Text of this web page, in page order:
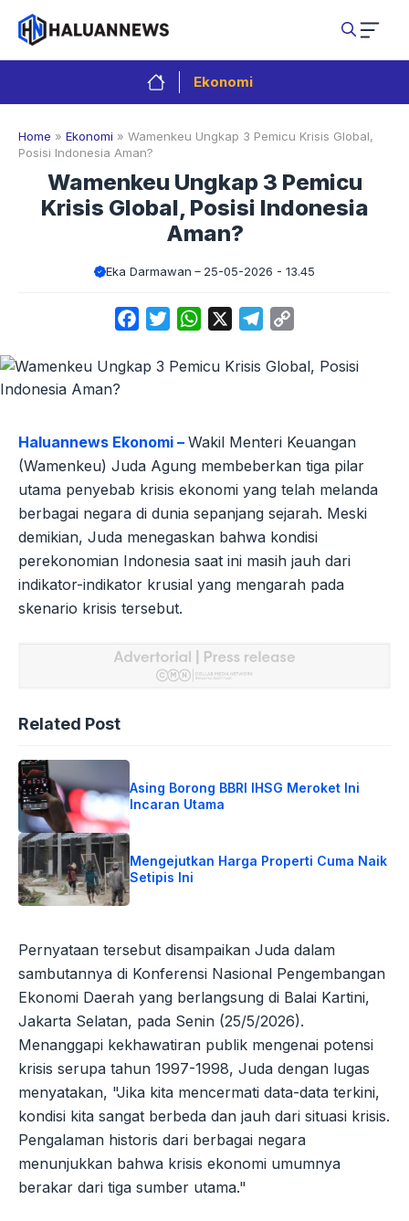
Langsung
isi
Ekonomi
Home » Ekonomi » Wamenkeu Ungkap 3 Pemicu Krisis Global,
Posisi Indonesia Aman?
Wamenkeu Ungkap 3 Pemicu
Krisis Global, Posisi Indonesia
Aman?
Eka Darmawan 25-05-2026 - 13.45
FacebookTwitterWhatsApp Telegram
Haluannews Ekonomi – Wakil Menteri Keuangan
(Wamenkeu) Juda Agung membeberkan tiga pilar
utama penyebab krisis ekonomi yang telah melanda
berbagai negara di dunia sepanjang sejarah. Meski
demikian, Juda menegaskan bahwa kondisi
perekonomian Indonesia saat ini masih jauh dari
indikator-indikator krusial yang mengarah pada
skenario krisis tersebut.
Related Post
Asing Borong BBRI IHSG Meroket Ini
Incaran Utama
Mengejutkan Harga Properti Cuma Naik
Setipis Ini
Pernyataan tersebut disampaikan Juda dalam
sambutannya di Konferensi Nasional Pengembangan
Ekonomi Daerah yang berlangsung di Balai Kartini,
Jakarta Selatan, pada Senin (25/5/2026).
Menanggapi kekhawatiran publik mengenai potensi
krisis serupa tahun 1997-1998, Juda dengan lugas
menyatakan, "Jika kita mencermati data-data terkini,
kondisi kita sangat berbeda dan jauh dari situasi krisis.
Pengalaman historis dari berbagai negara
menunjukkan bahwa krisis ekonomi umumnya
berakar dari tiga sumber utama."